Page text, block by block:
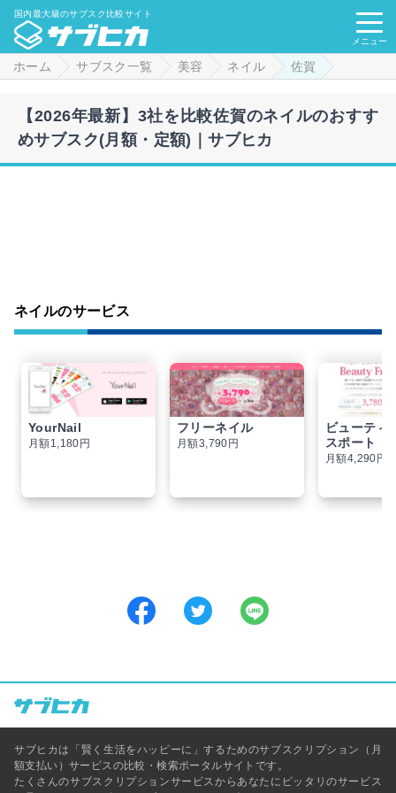
国内最大級のサブスク比較サイト
メニュー
ホーム サブスク一覧 美容 ネイル 佐賀
【2026年最新】3社を比較佐賀のネイルのおすす
めサブスク(月額・定額)｜サブヒカ
ネイルのサービス
YourNail
月額1,180円
フリーネイル
月額3,790円
ビューティ
スポート
月額4,290円
サブヒカは「賢く生活をハッピーに」するためのサブスクリプション（月
額支払い）サービスの比較・検索ポータルサイトです。
たくさんのサブスクリプションサービスからあなたにピッタリのサービス